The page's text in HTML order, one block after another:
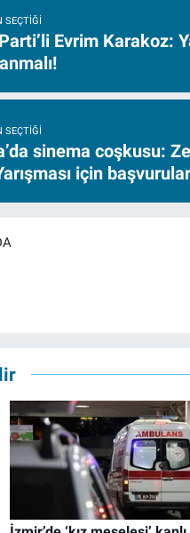
SEÇTIĞI
Evrim Karakoz:
SEÇTIĞI
sinema coşkusu:
için